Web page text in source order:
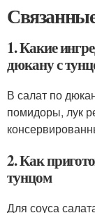
1. Какие
дюкану с
В салат по
помидоры, лук
2. Как
тунцом
Для соуса